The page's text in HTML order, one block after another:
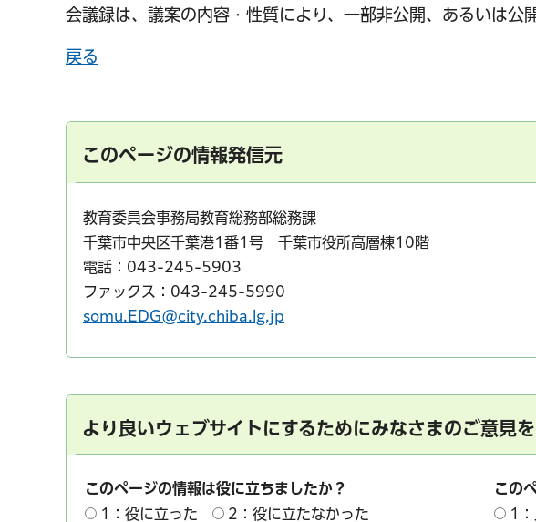
会議録は、議案の内容・性質により、一部非公開、あるいは公
戻る
このページの情報発信元
教育委員会事務局教育総務部総務課
千葉市中央区千葉港1番1号 千葉市役所高層棟10階
電話：043-245-5903
ファックス：043-245-5990
somu.EDG@city.chiba.lg.jp
より良いウェブサイトにするためにみなさまのご意見
このページの情報は役に立ちましたか？
1：役に立った
2：役に立たなかった
この
1